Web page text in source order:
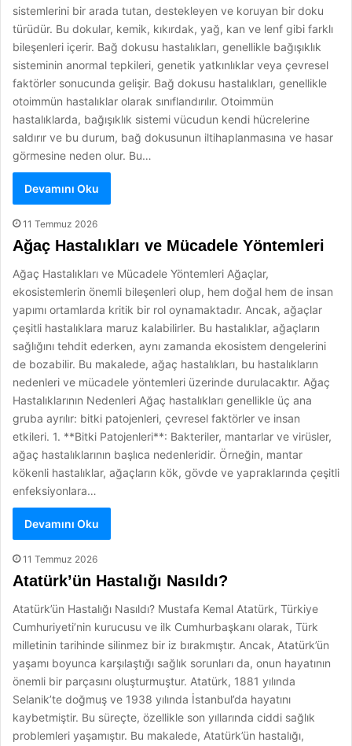
sistemlerini bir arada tutan, destekleyen ve koruyan bir doku
türüdür. Bu dokular, kemik, kıkırdak, yağ, kan ve lenf gibi farklı
bileşenleri içerir. Bağ dokusu hastalıkları, genellikle bağışıklık
sisteminin anormal tepkileri, genetik yatkınlıklar veya çevresel
faktörler sonucunda gelişir. Bağ dokusu hastalıkları, genellikle
otoimmün hastalıklar olarak sınıflandırılır. Otoimmün
hastalıklarda, bağışıklık sistemi vücudun kendi hücrelerine
saldırır ve bu durum, bağ dokusunun iltihaplanmasına ve hasar
görmesine neden olur. Bu…
Devamını Oku
11 Temmuz 2026
Ağaç Hastalıkları ve Mücadele Yöntemleri
Ağaç Hastalıkları ve Mücadele Yöntemleri Ağaçlar,
ekosistemlerin önemli bileşenleri olup, hem doğal hem de insan
yapımı ortamlarda kritik bir rol oynamaktadır. Ancak, ağaçlar
çeşitli hastalıklara maruz kalabilirler. Bu hastalıklar, ağaçların
sağlığını tehdit ederken, aynı zamanda ekosistem dengelerini
de bozabilir. Bu makalede, ağaç hastalıkları, bu hastalıkların
nedenleri ve mücadele yöntemleri üzerinde durulacaktır. Ağaç
Hastalıklarının Nedenleri Ağaç hastalıkları genellikle üç ana
gruba ayrılır: bitki patojenleri, çevresel faktörler ve insan
etkileri. 1. **Bitki Patojenleri**: Bakteriler, mantarlar ve virüsler,
ağaç hastalıklarının başlıca nedenleridir. Örneğin, mantar
kökenli hastalıklar, ağaçların kök, gövde ve yapraklarında çeşitli
enfeksiyonlara…
Devamını Oku
11 Temmuz 2026
Atatürk’ün Hastalığı Nasıldı?
Atatürk’ün Hastalığı Nasıldı? Mustafa Kemal Atatürk, Türkiye
Cumhuriyeti’nin kurucusu ve ilk Cumhurbaşkanı olarak, Türk
milletinin tarihinde silinmez bir iz bırakmıştır. Ancak, Atatürk’ün
yaşamı boyunca karşılaştığı sağlık sorunları da, onun hayatının
önemli bir parçasını oluşturmuştur. Atatürk, 1881 yılında
Selanik’te doğmuş ve 1938 yılında İstanbul’da hayatını
kaybetmiştir. Bu süreçte, özellikle son yıllarında ciddi sağlık
problemleri yaşamıştır. Bu makalede, Atatürk’ün hastalığı,